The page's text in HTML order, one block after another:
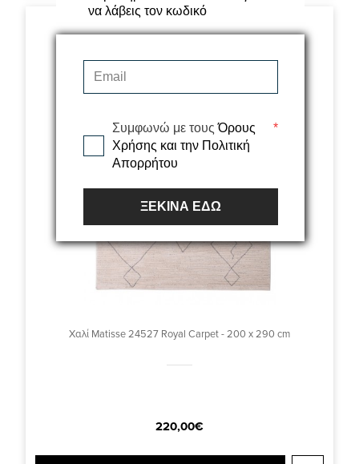
Χαλί Matisse 24527 Royal Carpet - 200 x 290 cm
220,00€
να λάβεις τον κωδικό
Συμφωνώ με τουςΌρους
Χρήσης και την Πολιτική
Απορρήτου
*
ΞΕΚΙΝΑ ΕΔΩ